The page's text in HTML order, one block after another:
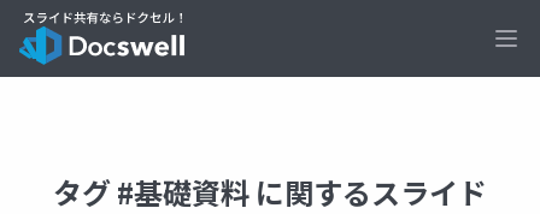
タグ #基礎資料 に関するスライド